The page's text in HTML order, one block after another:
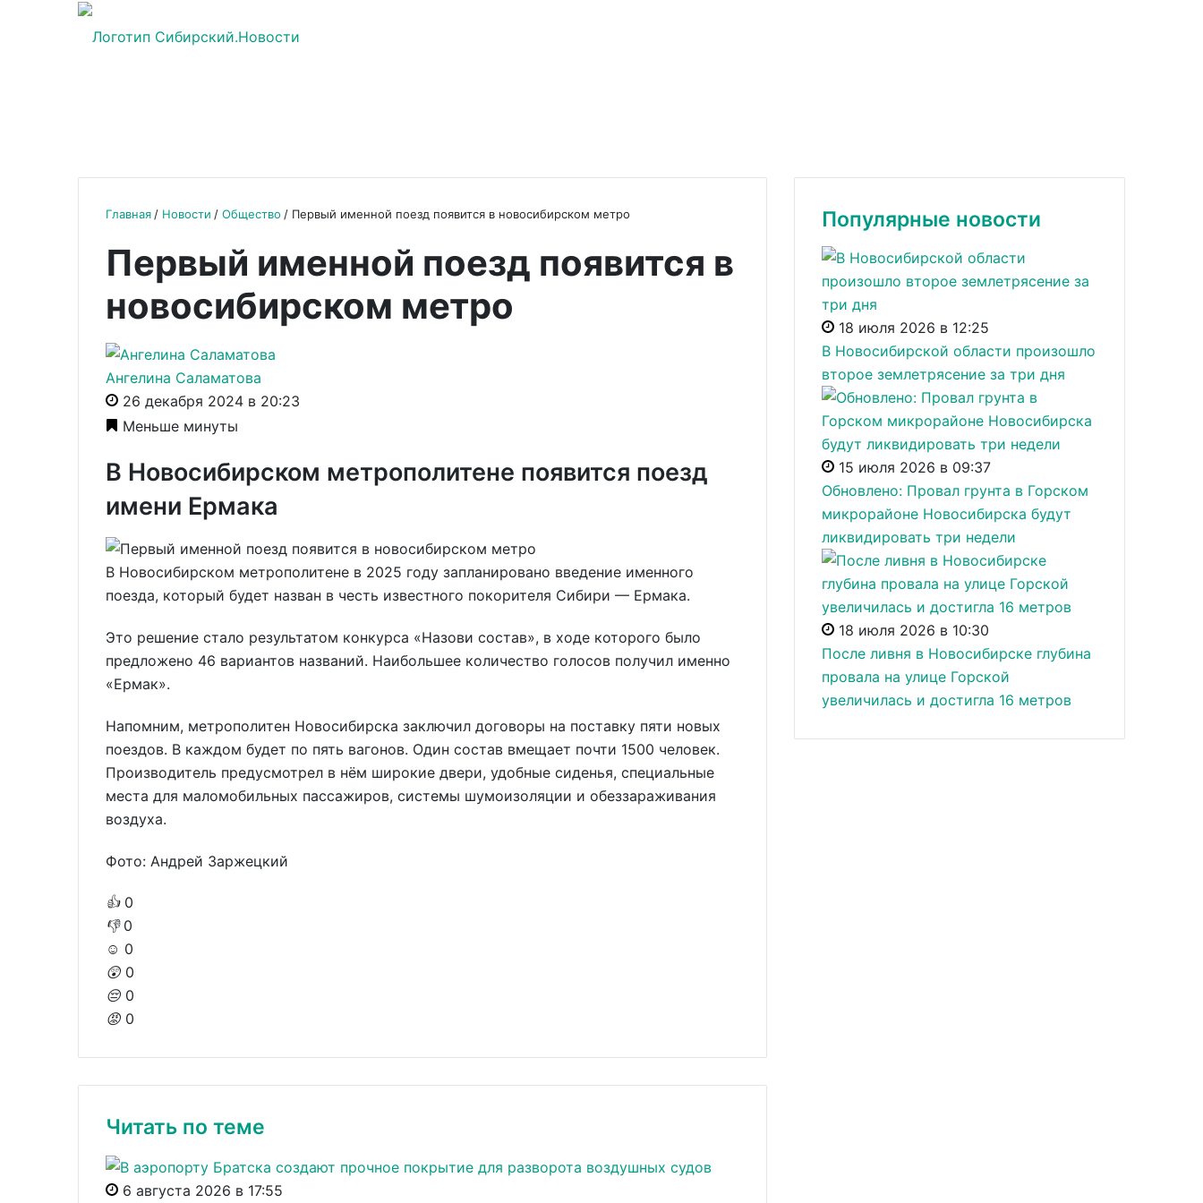
Главная Новости Общество Первый именной поезд появится в новосибирском метро
Первый именной поезд появится в
новосибирском метро
Ангелина Саламатова
26 декабря 2024 в 20:23
Меньше минуты
В Новосибирском метрополитене появится поезд
имени Ермака
В Новосибирском метрополитене в 2025 году запланировано введение именного
поезда, который будет назван в честь известного покорителя Сибири — Ермака.
Это решение стало результатом конкурса «Назови состав», в ходе которого было
предложено 46 вариантов названий. Наибольшее количество голосов получил именно
«Ермак».
Напомним, метрополитен Новосибирска заключил договоры на поставку пяти новых
поездов. В каждом будет по пять вагонов. Один состав вмещает почти 1500 человек.
Производитель предусмотрел в нём широкие двери, удобные сиденья, специальные
места для маломобильных пассажиров, системы шумоизоляции и обеззараживания
воздуха.
Фото: Андрей Заржецкий
👍 0
👎 0
☺️ 0
😲 0
😔 0
😡 0
Читать по теме
6 августа 2026 в 17:55
Популярные новости
18 июля 2026 в 12:25
В Новосибирской области произошло
второе землетрясение за три дня
15 июля 2026 в 09:37
Обновлено: Провал грунта в Горском
микрорайоне Новосибирска будут
ликвидировать три недели
18 июля 2026 в 10:30
После ливня в Новосибирске глубина
провала на улице Горской
увеличилась и достигла 16 метров